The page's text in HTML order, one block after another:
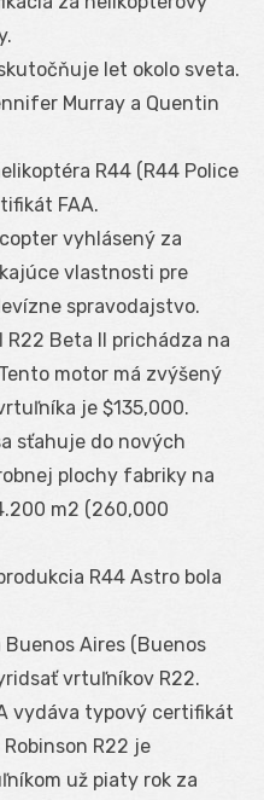
let okolo sveta.
Murray a Quentin
R44 (R44 Police
FAA.
vyhlásený za
vlastnosti pre
spravodajstvo.
R22 Beta II prichádza na
motor má zvýšený
je $135,000.
sťahuje do nových
plochy fabriky na
m2 (260,000
R44 Astro bola
Buenos Aires (Buenos
vrtuľníkov R22.
vydáva typový certifikát
R22 je
už piaty rok za